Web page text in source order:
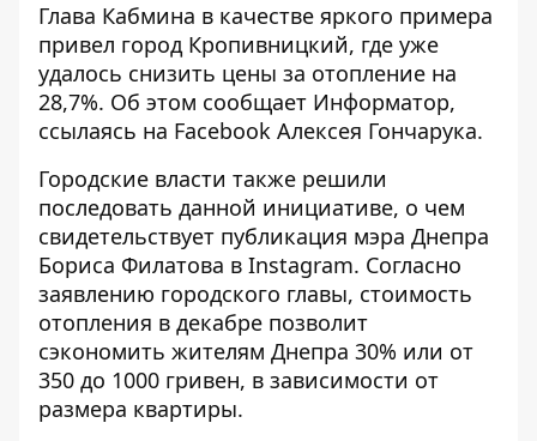
Глава Кабмина в качестве яркого примера
привел город Кропивницкий, где уже
удалось снизить цены за отопление на
28,7%. Об этом сообщает Информатор,
ссылаясь на Facebook Алексея Гончарука.
Городские власти также решили
последовать данной инициативе, о чем
свидетельствует публикация мэра Днепра
Бориса Филатова в Instagram. Согласно
заявлению городского главы, стоимость
отопления в декабре позволит
сэкономить жителям Днепра 30% или от
350 до 1000 гривен, в зависимости от
размера квартиры.